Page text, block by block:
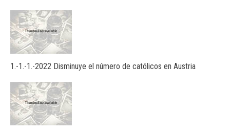
1.-1.-1.-2022 Disminuye el número de católicos en Austria